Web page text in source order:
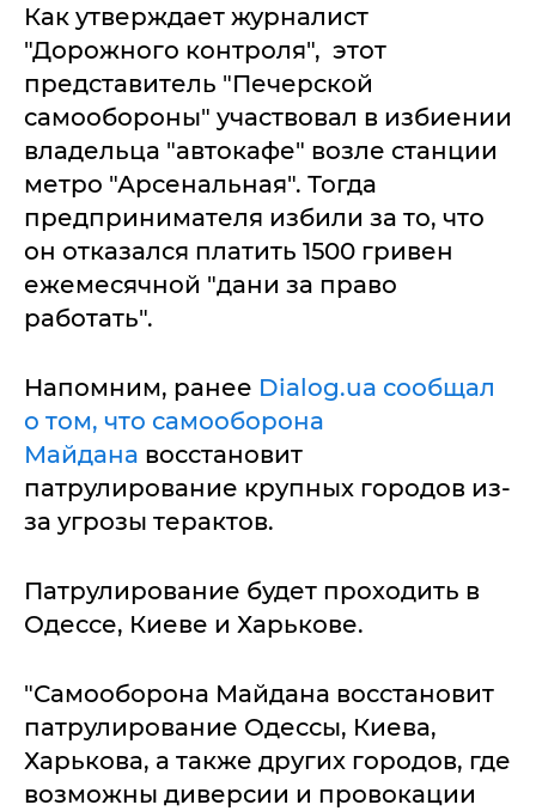
Как утверждает журналист
"Дорожного контроля", этот
представитель "Печерской
самообороны" участвовал в избиении
владельца "автокафе" возле станции
метро "Арсенальная". Тогда
предпринимателя избили за то, что
он отказался платить 1500 гривен
ежемесячной "дани за право
работать".
Напомним, ранее Dialog.ua сообщал
о том, что самооборона
Майдана восстановит
патрулирование крупных городов из-
за угрозы терактов.
Патрулирование будет проходить в
Одессе, Киеве и Харькове.
"Самооборона Майдана восстановит
патрулирование Одессы, Киева,
Харькова, а также других городов, где
возможны диверсии и провокации